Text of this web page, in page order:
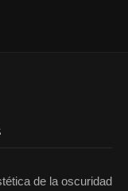
de la oscuridad